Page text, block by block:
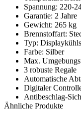
Spannung: 220-
Garantie: 2 Jahre
Gewicht: 265 kg
Brennstoffart:
Typ:
Farbe: Silber
Max.
3 robuste Regale
Automatische
Digitaler
Antibeschlag-
Ähnliche Produkte